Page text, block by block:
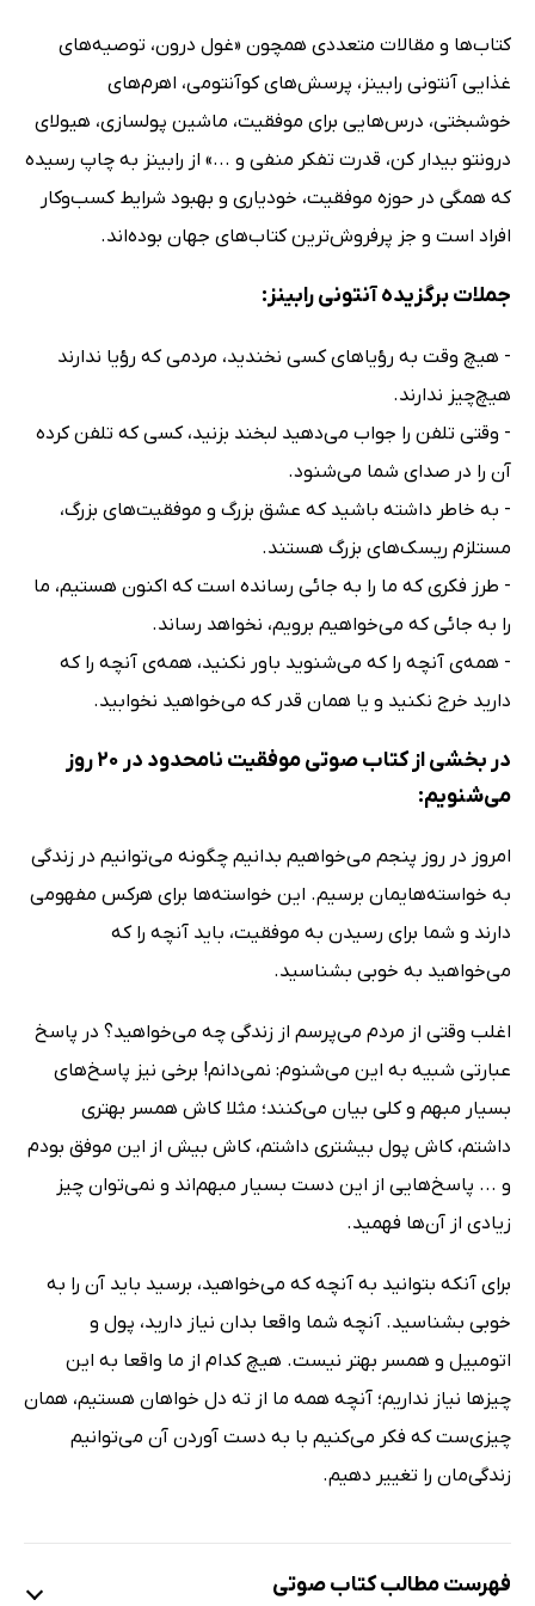
کتاب‌ها و مقالات متعددی همچون «غول درون، توصیه‌های
غذایی آنتونی رابینز، پرسش‌های کوآنتومی، اهرم‌های
خوشبختی، درس‌هایی برای موفقیت، ماشین پولسازی، هیولای
درونتو بیدار کن، قدرت تفکر منفی و ...» از رابینز به چاپ رسیده
که همگی در حوزه موفقیت، خودیاری و بهبود شرایط کسب‌وکار
افراد است و جز پرفروش‌ترین‌ کتاب‌های جهان بوده‌اند.
جملات برگزیده آنتونی رابینز:
- هیچ وقت به رؤیاهای کسی نخندید، مردمی که رؤیا ندارند
هیچ‌چیز ندارند.
- وقتی تلفن را جواب می‌دهید لبخند بزنید، کسی که تلفن کرده
آن را در صدای شما می‌شنود.
- به خاطر داشته باشید که عشق بزرگ و موفقیت‌های بزرگ،
مستلزم ریسک‌های بزرگ هستند.
- طرز فکری که ما را به جائی رسانده است که اکنون هستیم، ما
را به جائی که می‌خواهیم برویم، نخواهد رساند.
- همه‌ی آنچه را که می‌شنوید باور نکنید، همه‌ی آنچه را که
دارید خرج نکنید و یا همان قدر که می‌خواهید نخوابید.
در بخشی از کتاب صوتی موفقیت نامحدود در 20 روز
می‌شنویم:
امروز در روز پنجم می‌خواهیم بدانیم چگونه می‌توانیم در زندگی
به خواسته‌هایمان برسیم. این خواسته‌ها برای هرکس مفهومی
دارند و شما برای رسیدن به موفقیت، باید آنچه را که
می‌خواهید به خوبی بشناسید.
اغلب وقتی از مردم می‌پرسم از زندگی چه می‌خواهید؟ در پاسخ
عبارتی شبیه به این می‌شنوم: نمی‌دانم! برخی نیز پاسخ‌های
بسیار مبهم و کلی بیان می‌کنند؛ مثلا کاش همسر بهتری
داشتم، کاش پول بیشتری داشتم، کاش بیش از این موفق بودم
و ... پاسخ‌هایی از این دست بسیار مبهم‌اند و نمی‌توان چیز
زیادی از آن‌ها فهمید.
برای آنکه بتوانید به آنچه که می‌خواهید، برسید باید آن را به
خوبی بشناسید. آنچه شما واقعا بدان نیاز دارید، پول و
اتومبیل و همسر بهتر نیست. هیچ کدام از ما واقعا به این
چیزها نیاز نداریم؛ آنچه همه ما از ته دل خواهان هستیم، همان
چیزی‌ست که فکر می‌کنیم با به دست آوردن آن می‌توانیم
زندگی‌مان را تغییر دهیم.
فهرست مطالب کتاب صوتی